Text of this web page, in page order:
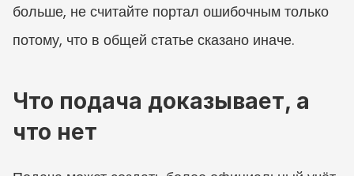
больше, не считайте портал ошибочным только
потому, что в общей статье сказано иначе.
Что подача доказывает, а
что нет